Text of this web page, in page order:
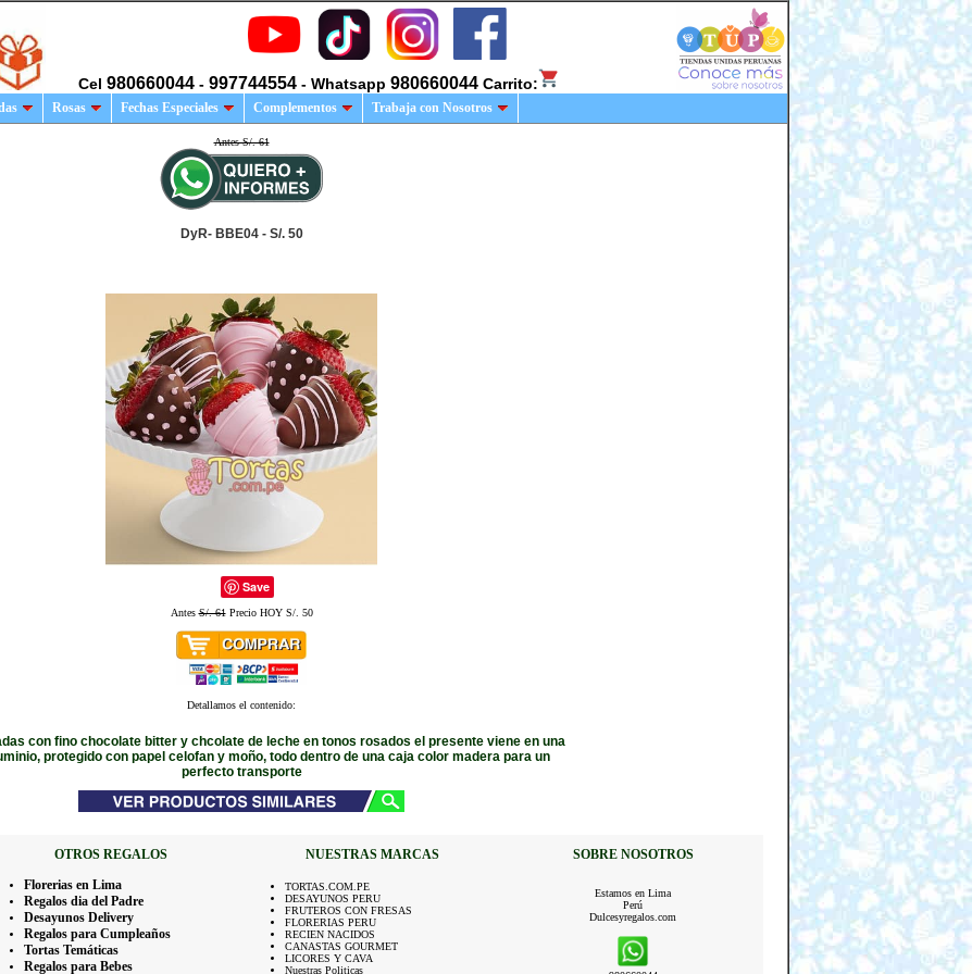
Cel 980660044 - 997744554 - Whatsapp 980660044 Carrito:
Rosas Fechas Especiales Complementos Trabaja con Nosotros
Antes S/. 61
DyR- BBE04 - S/. 50
Save
AntesS/. 61Precio HOY S/. 50
Detallamos el contenido:
con fino chocolate bitter y chcolate de leche en tonos rosados el presente viene en una
protegido con papel celofan y moño, todo dentro de una caja color madera para un
perfecto transporte
OTROS REGALOS NUESTRAS MARCAS SOBRE NOSOTROS
Florerias en Lima
Regalos dia del Padre
Desayunos Delivery
Regalos para Cumpleaños
Tortas Temáticas
Regalos para Bebes
TORTAS.COM.PE
DESAYUNOS PERU
FRUTEROS CON FRESAS
FLORERIAS PERU
RECIEN NACIDOS
CANASTAS GOURMET
LICORES Y CAVA
Nuestras Politicas
Estamos en Lima
Perú
Dulcesyregalos.com